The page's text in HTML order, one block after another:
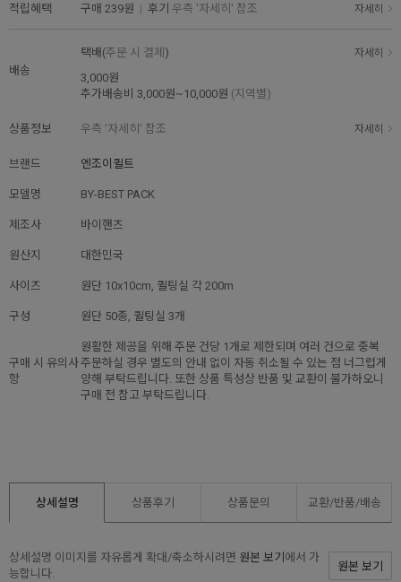
적립혜택 구매 239원 | 후기 우측 '자세히' 참조 자세히
배송
택배(주문 시 결제 ) 자세히
3,000원
추가배송비 3,000원~10,000원 (지역별)
상품정보 우측 '자세히' 참조 자세히
브랜드 엔조이퀼트
모델명 BY-BEST PACK
제조사 바이핸즈
원산지 대한민국
사이즈 원단 10x10cm, 퀼팅실 각 200m
구성 원단 50종, 퀼팅실 3개
구매 시 유의사
항
원활한 제공을 위해 주문 건당 1개로 제한되며 여러 건으로 중복
주문하실 경우 별도의 안내 없이 자동 취소될 수 있는 점 너그럽게
양해 부탁드립니다. 또한 상품 특성상 반품 및 교환이 불가하오니
구매 전 참고 부탁드립니다.
상세설명 상품후기 상품문의 교환/반품/배송
상세설명 이미지를 자유롭게 확대/축소하시려면 원본 보기 에서 가
능합니다.
원본 보기